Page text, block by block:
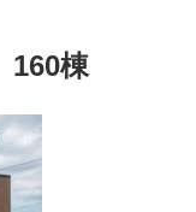
160棟